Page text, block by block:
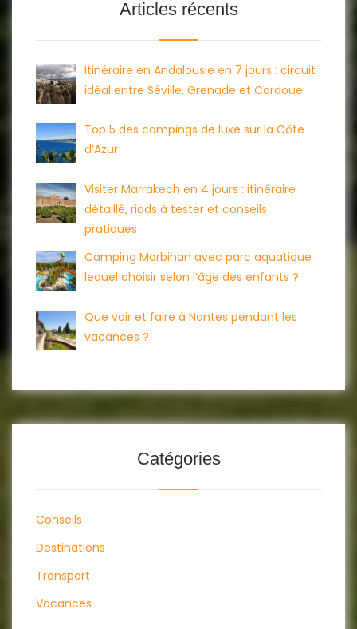
Articles récents
Itinéraire en Andalousie en 7 jours : circuit
idéal entre Séville, Grenade et Cordoue
Top 5 des campings de luxe sur la Côte
d’Azur
Visiter Marrakech en 4 jours : itinéraire
détaillé, riads à tester et conseils
pratiques
Camping Morbihan avec parc aquatique :
lequel choisir selon l’âge des enfants ?
Que voir et faire à Nantes pendant les
vacances ?
Catégories
Conseils
Destinations
Transport
Vacances